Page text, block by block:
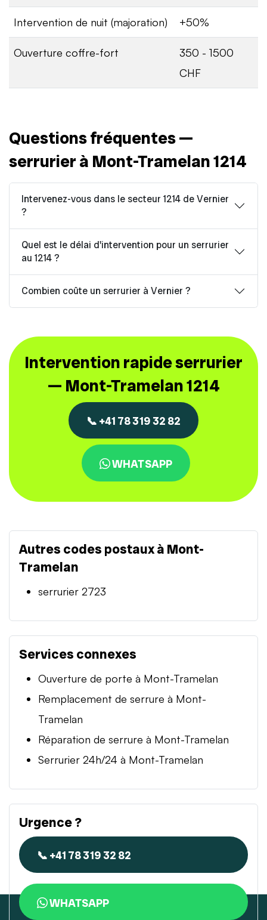
Intervention de nuit (majoration) +50%
Ouverture coffre-fort
350 - 1500
CHF
Questions fréquentes —
serrurier à Mont-Tramelan 1214
Intervenez-vous dans le secteur 1214 de Vernier
?
Quel est le délai d'intervention pour un serrurier
au 1214 ?
Combien coûte un serrurier à Vernier ?
Intervention rapide serrurier
— Mont-Tramelan 1214
📞 +41 78 319 32 82
WHATSAPP
Autres codes postaux à Mont-
Tramelan
serrurier 2723
Services connexes
Ouverture de porte à Mont-Tramelan
Remplacement de serrure à Mont-
Tramelan
Réparation de serrure à Mont-Tramelan
Serrurier 24h/24 à Mont-Tramelan
Urgence ?
📞 +41 78 319 32 82
WHATSAPP